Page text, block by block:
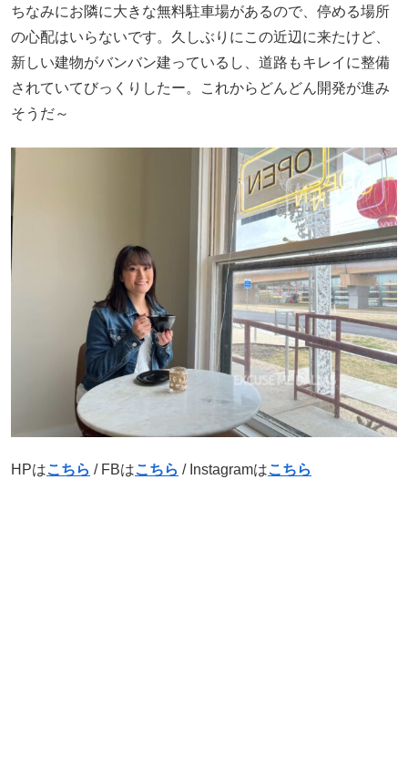
ちなみにお隣に大きな無料駐車場があるので、停める場所
の心配はいらないです。久しぶりにこの近辺に来たけど、
新しい建物がバンバン建っているし、道路もキレイに整備
されていてびっくりしたー。これからどんどん開発が進み
そうだ～
HPはこちら / FBはこちら / Instagramはこちら